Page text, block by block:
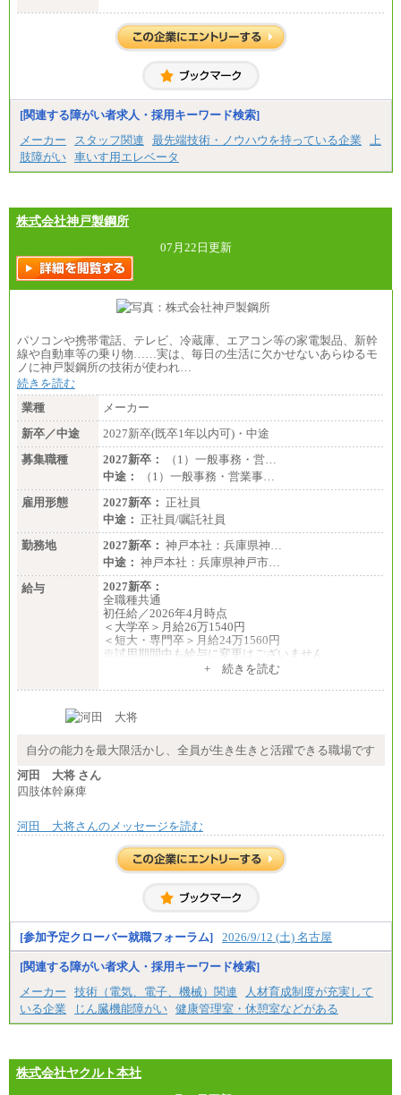
大学院修了・大学卒業：月給21万円
短期大学・専門学校（2年制）卒業：月給20万円
慮して給与を決定いたします
※試用期間中も給与に変更はございません
中途：
（1）事務職（総合職・正社員） （2）技術職（総
合職・正社員）
月給 208,000円以上
経験、能力等を考慮し、弊社規定により決定
試用期間中も給与に変更はございません
基本給
月給 182,400円以上
[関連する障がい者求人・採用キーワード検索]
メーカー
スタッフ関連 最先端技術・ノウハウを持っている企業
上
肢障がい 車いす用エレベータ
株式会社神戸製鋼所
07月22日更新
パソコンや携帯電話、テレビ、冷蔵庫、エアコン等の家電製品、新幹
線や自動車等の乗り物……実は、毎日の生活に欠かせないあらゆるモ
ノに神戸製鋼所の技術が使われ…
続きを読む
業種
メーカー
新卒／中途
2027新卒(既卒1年以内可)・中途
募集職種
2027新卒：
（1）一般事務・営…
中途：
（1）一般事務・営業事…
雇用形態
2027新卒： 正社員
中途： 正社員/嘱託社員
勤務地
2027新卒： 神戸本社：兵庫県神…
中途： 神戸本社：兵庫県神戸市…
給与
2027新卒：
全職種共通
初任給／2026年4月時点
＜大学卒＞月給26万1540円
＜短大・専門卒＞月給24万1560円
※試用期間中も給与に変更はございません
月給24万円～
※試用期間中も給与に変更はございません
+ 続きを読む
自分の能力を最大限活かし、全員が生き生きと活躍できる職場です
河田 大将 さん
四肢体幹麻痺
河田 大将さんのメッセージを読む
[参加予定クローバー就職フォーラム] 2026/9/12 (土) 名古屋
[関連する障がい者求人・採用キーワード検索]
メーカー
技術（電気、電子、機械）関連
人材育成制度が充実して
いる企業
じん臓機能障がい 健康管理室・休憩室などがある
株式会社ヤクルト本社